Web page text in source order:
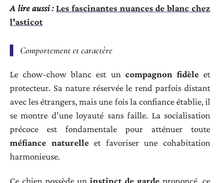
A lire aussi : Les fascinantes nuances de blanc chez
l'asticot
Comportement et caractère
Le chow-chow blanc est un compagnon fidèleet
protecteur. Sa nature réservée le rend parfois distant
avec les étrangers, mais une fois la confiance établie, il
se montre d’une loyauté sans faille. La socialisation
précoce est fondamentale pour atténuer toute
méfiance naturelleet favoriser une cohabitation
harmonieuse.